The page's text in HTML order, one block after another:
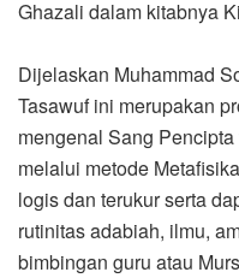
Ghazali dalam kitabnya
Dijelaskan Muhammad
Tasawuf ini merupakan
mengenal Sang
melalui metode
logis dan terukur serta
rutinitas adabiah, ilmu,
bimbingan guru atau